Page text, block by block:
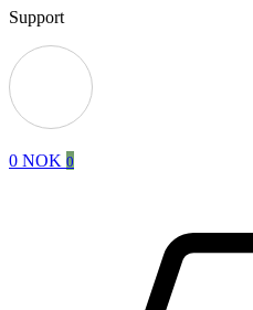
Support
0 NOK 0